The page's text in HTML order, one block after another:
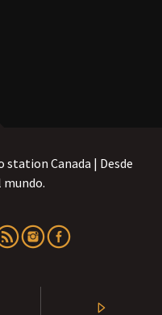
station Canada | Desde